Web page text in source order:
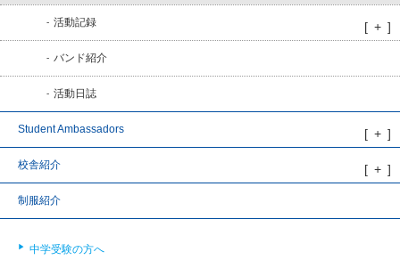
活動記録
バンド紹介
活動日誌
Student Ambassadors
校舎紹介
制服紹介
中学受験の方へ